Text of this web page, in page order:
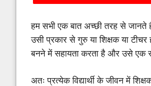
हम सभी एक बात अच्छी तरह से जानते
उसी प्रकार से गुरु या शिक्षक या
बनने में सहायता करता है और उसे एक
अतः प्रत्येक विद्यार्थी के जीवन में